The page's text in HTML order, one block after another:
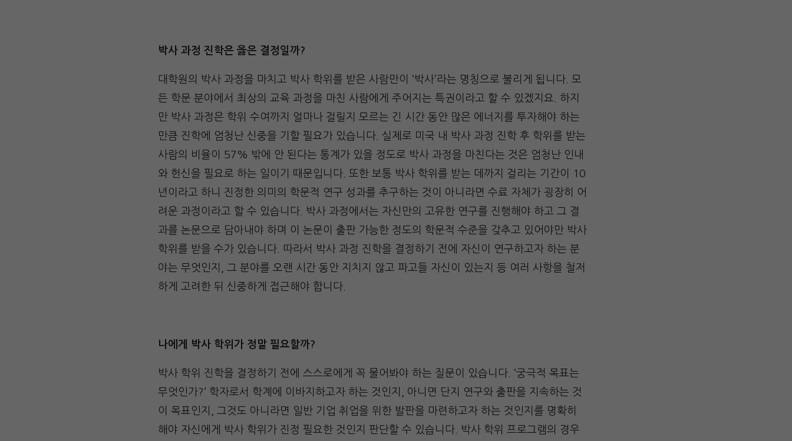
박사 과정 진학은 옳은 결정일까?
대학원의 박사 과정을 마치고 박사 학위를 받은 사람만이 ‘박사’라는 명칭으로 불리게 됩니다. 모
든 학문 분야에서 최상의 교육 과정을 마친 사람에게 주어지는 특권이라고 할 수 있겠지요. 하지
만 박사 과정은 학위 수여까지 얼마나 걸릴지 모르는 긴 시간 동안 많은 에너지를 투자해야 하는
만큼 진학에 엄청난 신중을 기할 필요가 있습니다. 실제로 미국 내 박사 과정 진학 후 학위를 받는
사람의 비율이 57% 밖에 안 된다는 통계가 있을 정도로 박사 과정을 마친다는 것은 엄청난 인내
와 헌신을 필요로 하는 일이기 때문입니다. 또한 보통 박사 학위를 받는 데까지 걸리는 기간이 10
년이라고 하니 진정한 의미의 학문적 연구 성과를 추구하는 것이 아니라면 수료 자체가 굉장히 어
려운 과정이라고 할 수 있습니다. 박사 과정에서는 자신만의 고유한 연구를 진행해야 하고 그 결
과를 논문으로 담아내야 하며 이 논문이 출판 가능한 정도의 학문적 수준을 갖추고 있어야만 박사
학위를 받을 수가 있습니다. 따라서 박사 과정 진학을 결정하기 전에 자신이 연구하고자 하는 분
야는 무엇인지, 그 분야를 오랜 시간 동안 지치지 않고 파고들 자신이 있는지 등 여러 사항을 철저
하게 고려한 뒤 신중하게 접근해야 합니다.
나에게 박사 학위가 정말 필요할까?
박사 학위 진학을 결정하기 전에 스스로에게 꼭 물어봐야 하는 질문이 있습니다. ‘궁극적 목표는
무엇인가?’ 학자로서 학계에 이바지하고자 하는 것인지, 아니면 단지 연구와 출판을 지속하는 것
이 목표인지, 그것도 아니라면 일반 기업 취업을 위한 발판을 마련하고자 하는 것인지를 명확히
해야 자신에게 박사 학위가 진정 필요한 것인지 판단할 수 있습니다. 박사 학위 프로그램의 경우